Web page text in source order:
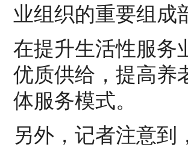
业组织的重要组成
在提升生活性服务
优质供给，提高养
体服务模式。
另外，记者注意到